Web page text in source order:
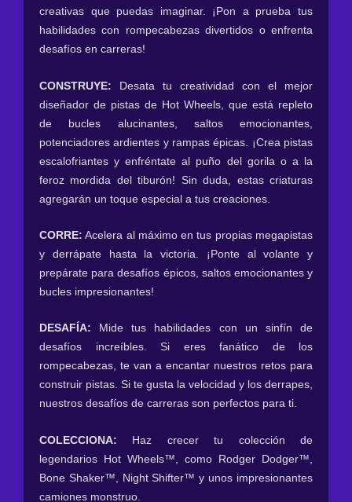
creativas que puedas imaginar. ¡Pon a prueba tus
habilidades con rompecabezas divertidos o enfrenta
desafíos en carreras!
CONSTRUYE: Desata tu creatividad con el mejor
diseñador de pistas de Hot Wheels, que está repleto
de bucles alucinantes, saltos emocionantes,
potenciadores ardientes y rampas épicas. ¡Crea pistas
escalofriantes y enfréntate al puño del gorila o a la
feroz mordida del tiburón! Sin duda, estas criaturas
agregarán un toque especial a tus creaciones.
CORRE: Acelera al máximo en tus propias megapistas
y derrápate hasta la victoria. ¡Ponte al volante y
prepárate para desafíos épicos, saltos emocionantes y
bucles impresionantes!
DESAFÍA: Mide tus habilidades con un sinfín de
desafíos increíbles. Si eres fanático de los
rompecabezas, te van a encantar nuestros retos para
construir pistas. Si te gusta la velocidad y los derrapes,
nuestros desafíos de carreras son perfectos para ti.
COLECCIONA: Haz crecer tu colección de
legendarios Hot Wheels™, como Rodger Dodger™,
Bone Shaker™, Night Shifter™ y unos impresionantes
camiones monstruo.